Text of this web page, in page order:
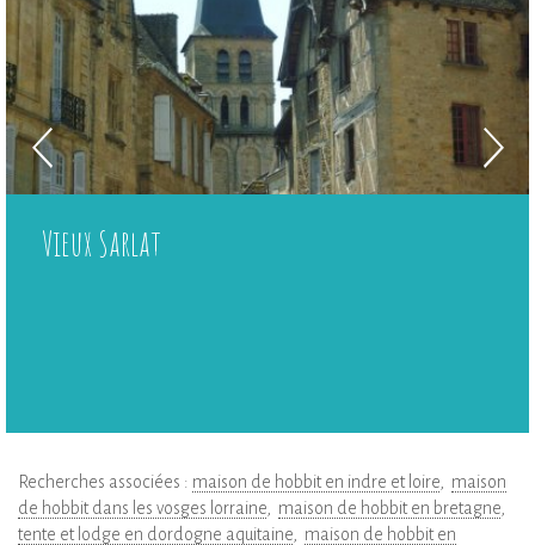
Vieux Sarlat
Recherches associées : maison de hobbit en indre et loire
maison
de hobbit dans les vosges lorraine
maison de hobbit en bretagne
tente et lodge en dordogne aquitaine
maison de hobbit en